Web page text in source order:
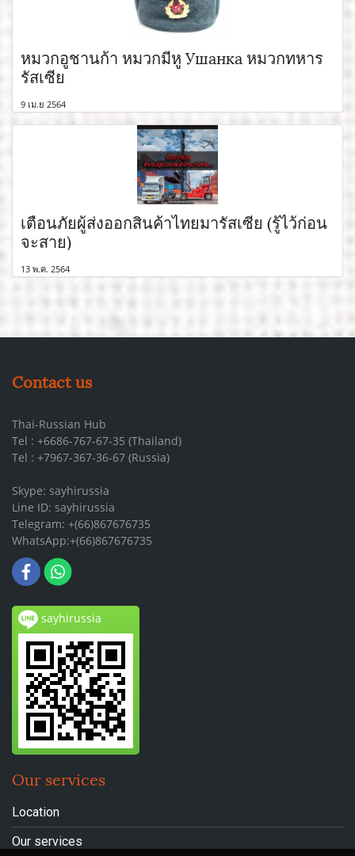
หมวกอูชานก้า หมวกมีหู Ушанка หมวกทหาร
รัสเซีย
9 เม.ย 2564
เตือนภัยผู้ส่งออกสินค้าไทยมารัสเซีย (รู้ไว้ก่อน
จะสาย)
13 พ.ค. 2564
Contact us
Thai-Russian Hub
Tel : +6686-767-67-35 (Thailand)
Tel : +7967-367-36-67 (Russia)
Skype: sayhirussia
Line ID: sayhirussia
Telegram: +(66)867676735
WhatsApp:+(66)867676735
sayhirussia
Our services
Location
Our services